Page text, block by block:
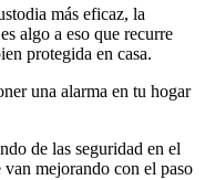
más eficaz, la
algo a eso que recurre
protegida en casa.
una alarma en tu hogar
de las seguridad en el
mejorando con el paso